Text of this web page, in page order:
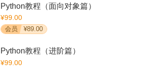
Python教程（面向对象篇）
¥99.00
会员 ¥89.00
Python教程（进阶篇）
¥99.00